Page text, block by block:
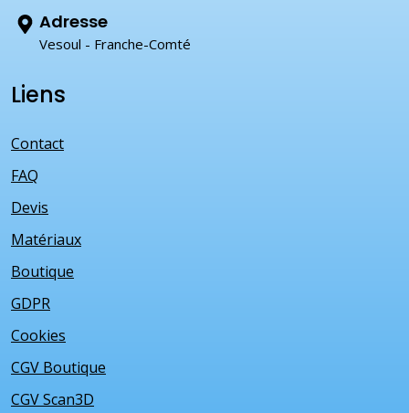
Adresse
Vesoul - Franche-Comté
Liens
Contact
FAQ
Devis
Matériaux
Boutique
GDPR
Cookies
CGV Boutique
CGV Scan3D